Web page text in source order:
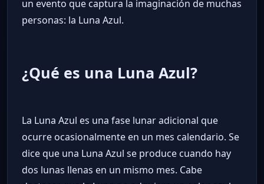
un evento que captura la imaginación de muchas
personas: la Luna Azul.
¿Qué es una Luna Azul?
La Luna Azul es una fase lunar adicional que
ocurre ocasionalmente en un mes calendario. Se
dice que una Luna Azul se produce cuando hay
dos lunas llenas en un mismo mes. Cabe